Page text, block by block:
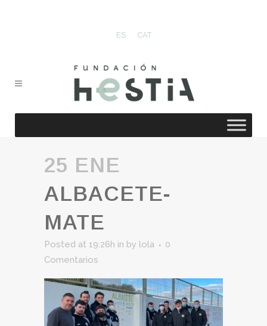
ES CAT
25 ENE
ALBACETE-
MATE
Posted at 19:26h in by lola
0
Comentarios